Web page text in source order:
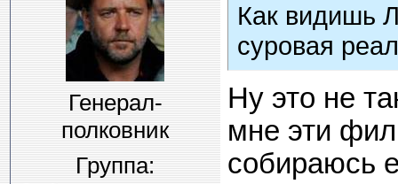
Генерал-
полковник
Группа:
Как видишь
суровая
Ну это не
мне эти
собираюсь